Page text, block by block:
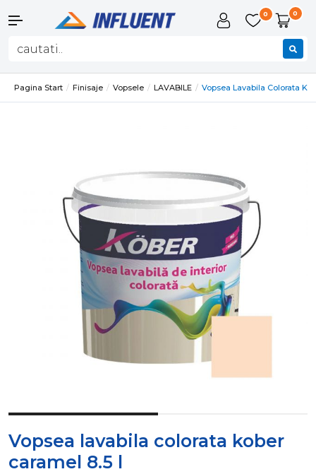
0 0
Pagina Start Finisaje Vopsele LAVABILE Vopsea Lavabila Colorata
Vopsea lavabila colorata kober
caramel 8.5 l